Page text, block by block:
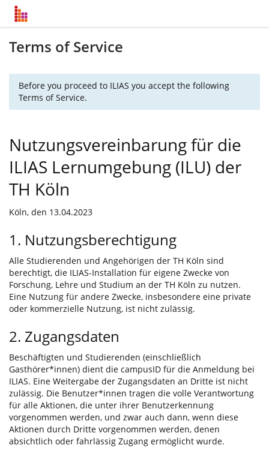
Terms of Service
Before you proceed to ILIAS you accept the following
Terms of Service.
Nutzungsvereinbarung für die
ILIAS Lernumgebung (ILU) der
TH Köln
Köln, den 13.04.2023
1. Nutzungsberechtigung
Alle Studierenden und Angehörigen der TH Köln sind
berechtigt, die ILIAS-Installation für eigene Zwecke von
Forschung, Lehre und Studium an der TH Köln zu nutzen.
Eine Nutzung für andere Zwecke, insbesondere eine private
oder kommerzielle Nutzung, ist nicht zulässig.
2. Zugangsdaten
Beschäftigten und Studierenden (einschließlich
Gasthörer*innen) dient die campusID für die Anmeldung bei
ILIAS. Eine Weitergabe der Zugangsdaten an Dritte ist nicht
zulässig. Die Benutzer*innen tragen die volle Verantwortung
für alle Aktionen, die unter ihrer Benutzerkennung
vorgenommen werden, und zwar auch dann, wenn diese
Aktionen durch Dritte vorgenommen werden, denen
absichtlich oder fahrlässig Zugang ermöglicht wurde.